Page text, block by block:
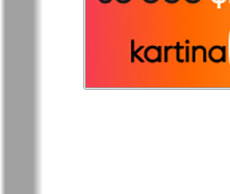
Районка-Nord-
Bremen-NRW